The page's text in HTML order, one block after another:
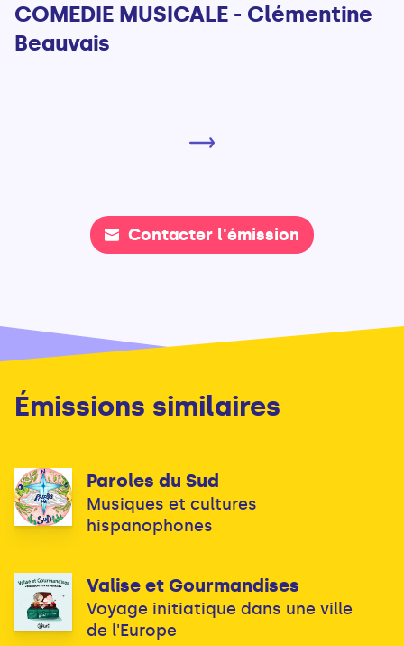
COMEDIE MUSICALE - Clémentine
Beauvais
Contacter l'émission
Émissions similaires
Paroles du Sud
Musiques et cultures
hispanophones
Valise et Gourmandises
Voyage initiatique dans une ville
de l'Europe